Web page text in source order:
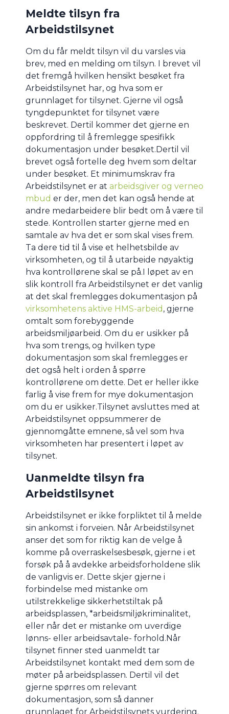
Meldte tilsyn fra
Arbeidstilsynet
Om du får meldt tilsyn vil du varsles via
brev, med en melding om tilsyn. I brevet vil
det fremgå hvilken hensikt besøket fra
Arbeidstilsynet har, og hva som er
grunnlaget for tilsynet. Gjerne vil også
tyngdepunktet for tilsynet være
beskrevet. Dertil kommer det gjerne en
oppfordring til å fremlegge spesifikk
dokumentasjon under besøket.Dertil vil
brevet også fortelle deg hvem som deltar
under besøket. Et minimumskrav fra
Arbeidstilsynet er at arbeidsgiver og verneo
mbud er der, men det kan også hende at
andre medarbeidere blir bedt om å være til
stede. Kontrollen starter gjerne med en
samtale av hva det er som skal vises frem.
Ta dere tid til å vise et helhetsbilde av
virksomheten, og til å utarbeide nøyaktig
hva kontrollørene skal se på.I løpet av en
slik kontroll fra Arbeidstilsynet er det vanlig
at det skal fremlegges dokumentasjon på
virksomhetens aktive HMS-arbeid , gjerne
omtalt som forebyggende
arbeidsmiljøarbeid. Om du er usikker på
hva som trengs, og hvilken type
dokumentasjon som skal fremlegges er
det også helt i orden å spørre
kontrollørene om dette. Det er heller ikke
farlig å vise frem for mye dokumentasjon
om du er usikker.Tilsynet avsluttes med at
Arbeidstilsynet oppsummerer de
gjennomgåtte emnene, så vel som hva
virksomheten har presentert i løpet av
tilsynet.
Uanmeldte tilsyn fra
Arbeidstilsynet
Arbeidstilsynet er ikke forpliktet til å melde
sin ankomst i forveien. Når Arbeidstilsynet
anser det som for riktig kan de velge å
komme på overraskelsesbesøk, gjerne i et
forsøk på å avdekke arbeidsforholdene slik
de vanligvis er. Dette skjer gjerne i
forbindelse med mistanke om
utilstrekkelige sikkerhetstiltak på
arbeidsplassen, *arbeidsmiljøkriminalitet,
eller når det er mistanke om uverdige
lønns- eller arbeidsavtale- forhold.Når
tilsynet finner sted uanmeldt tar
Arbeidstilsynet kontakt med dem som de
møter på arbeidsplassen. Dertil vil det
gjerne spørres om relevant
dokumentasjon, som så danner
grunnlaget for Arbeidstilsynets vurdering.